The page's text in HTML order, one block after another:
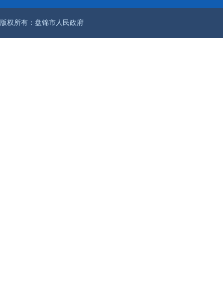
版权所有：盘锦市人民政府